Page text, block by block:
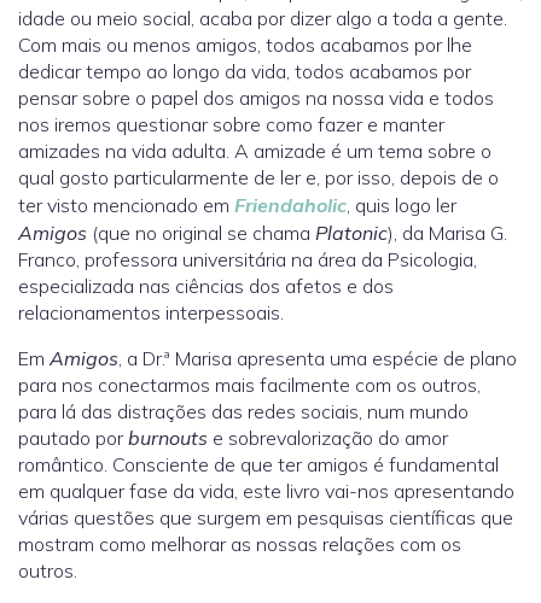
idade ou meio social, acaba por dizer algo a toda a gente.
Com mais ou menos amigos, todos acabamos por lhe
dedicar tempo ao longo da vida, todos acabamos por
pensar sobre o papel dos amigos na nossa vida e todos
nos iremos questionar sobre como fazer e manter
amizades na vida adulta. A amizade é um tema sobre o
qual gosto particularmente de ler e, por isso, depois de o
ter visto mencionado em Friendaholic, quis logo ler
Amigos (que no original se chama Platonic), da Marisa G.
Franco, professora universitária na área da Psicologia,
especializada nas ciências dos afetos e dos
relacionamentos interpessoais.
Em Amigos, a Dr.ª Marisa apresenta uma espécie de plano
para nos conectarmos mais facilmente com os outros,
para lá das distrações das redes sociais, num mundo
pautado porburnouts e sobrevalorização do amor
romântico. Consciente de que ter amigos é fundamental
em qualquer fase da vida, este livro vai-nos apresentando
várias questões que surgem em pesquisas científicas que
mostram como melhorar as nossas relações com os
outros.